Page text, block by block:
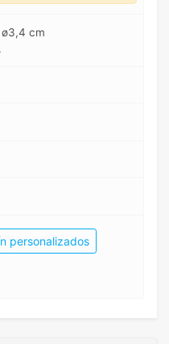
cm
personalizados